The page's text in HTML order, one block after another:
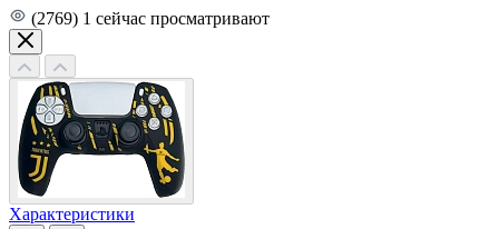
(2769) 1 сейчас просматривают
Характеристики